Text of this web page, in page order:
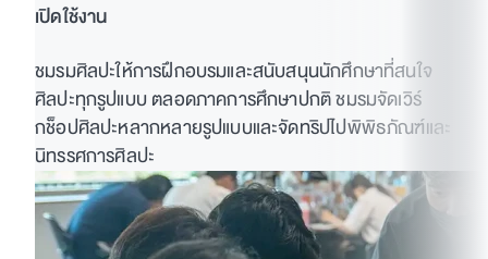
เปิดใช้งาน
ชมรมศิลปะให้การฝึกอบรมและสนับสนุนนักศึกษาที่สนใจ
ศิลปะทุกรูปแบบ ตลอดภาคการศึกษาปกติ ชมรมจัดเวิร์
กช็อปศิลปะหลากหลายรูปแบบและจัดทริปไปพิพิธภัณฑ์และ
นิทรรศการศิลปะ